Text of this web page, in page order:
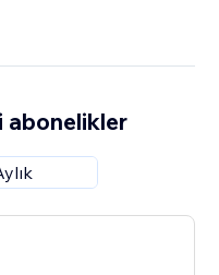
abonelikler